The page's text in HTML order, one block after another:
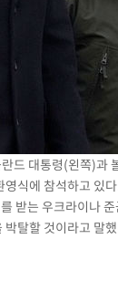
드 대통령(왼쪽)과
식에 참석하고 있
받는 우크라이나
박탈할 것이라고 말